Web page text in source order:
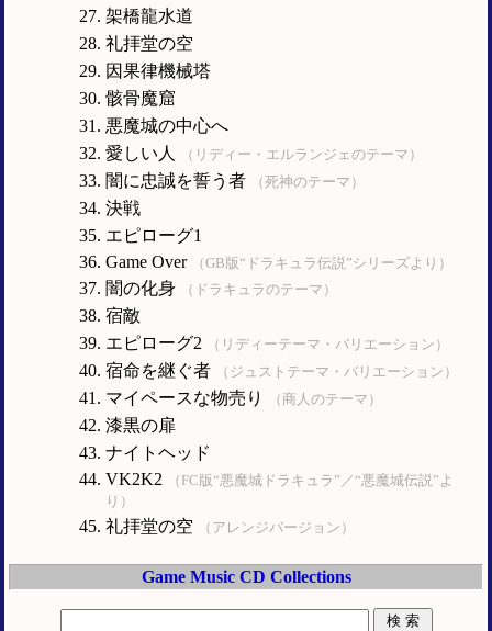
架橋龍水道
礼拝堂の空
因果律機械塔
骸骨魔窟
悪魔城の中心へ
愛しい人
（リディー・エルランジェのテーマ）
闇に忠誠を誓う者 （死神のテーマ）
決戦
エピローグ1
Game Over
（GB版“ドラキュラ伝説”シリーズより）
闇の化身 （ドラキュラのテーマ）
宿敵
エピローグ2
（リディーテーマ・バリエーション）
宿命を継ぐ者 （ジュストテーマ・バリエーション）
マイペースな物売り （商人のテーマ）
漆黒の扉
ナイトヘッド
VK2K2
（FC版“悪魔城ドラキュラ”／“悪魔城伝説”よ
り）
礼拝堂の空 （アレンジバージョン）
Game Music CD Collections